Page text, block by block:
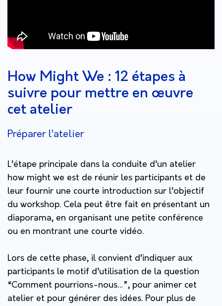
How Might We : 12 étapes à
suivre pour mettre en œuvre
cet atelier
Préparer l’atelier
L’étape principale dans la conduite d’un atelier
how might we est de réunir les participants et de
leur fournir une courte introduction sur l’objectif
du workshop. Cela peut être fait en présentant un
diaporama, en organisant une petite conférence
ou en montrant une courte vidéo.
Lors de cette phase, il convient d’indiquer aux
participants le motif d’utilisation de la question
“Comment pourrions-nous…”, pour animer cet
atelier et pour générer des idées. Pour plus de